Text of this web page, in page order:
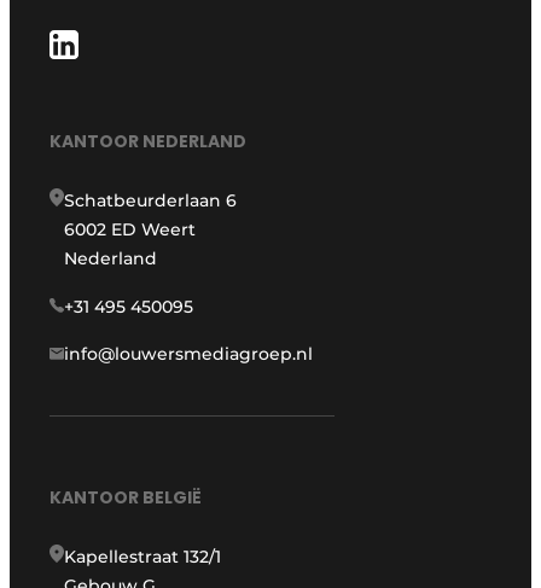
KANTOOR NEDERLAND
Schatbeurderlaan 6
6002 ED Weert
Nederland
+31 495 450095
info@louwersmediagroep.nl
KANTOOR BELGIË
Kapellestraat 132/1